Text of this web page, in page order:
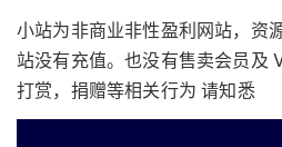
小站为非商业非性盈利网站，资
站没有充值。也没有售卖会员及
打赏，捐赠等相关行为 请知悉